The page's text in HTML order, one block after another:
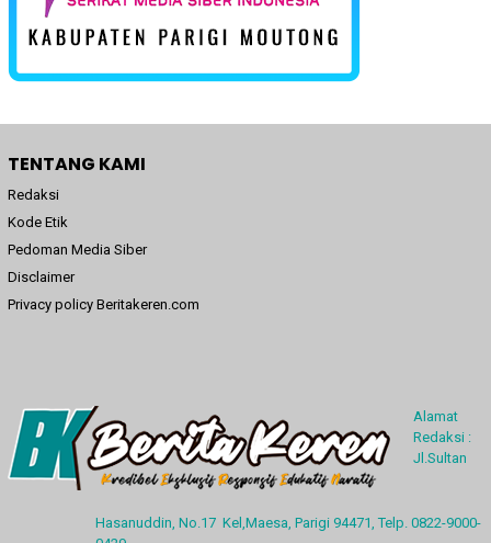
TENTANG KAMI
Redaksi
Kode Etik
Pedoman Media Siber
Disclaimer
Privacy policy Beritakeren.com
Alamat
Redaksi :
Jl.Sultan
Hasanuddin, No.17 Kel,Maesa, Parigi 94471, Telp. 0822-9000-